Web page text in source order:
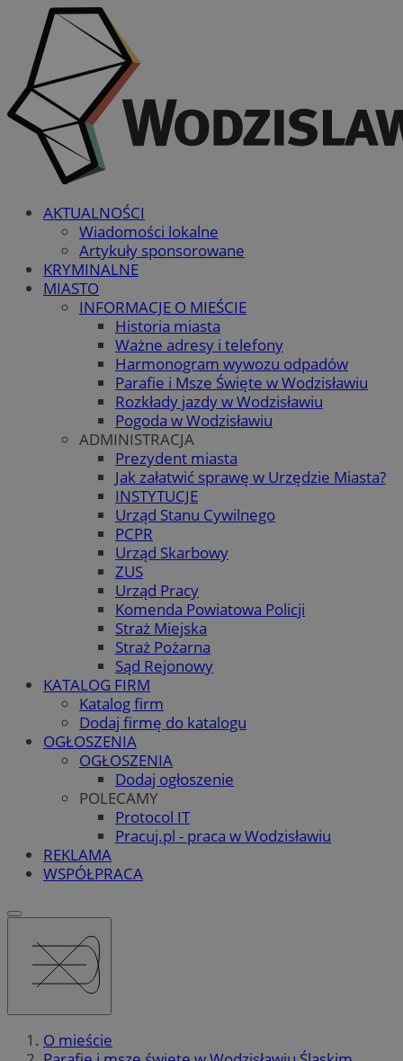
AKTUALNOŚCI
Wiadomości lokalne
Artykuły sponsorowane
KRYMINALNE
MIASTO
INFORMACJE O MIEŚCIE
Historia miasta
Ważne adresy i telefony
Harmonogram wywozu odpadów
Parafie i Msze Święte w Wodzisławiu
Rozkłady jazdy w Wodzisławiu
Pogoda w Wodzisławiu
ADMINISTRACJA
Prezydent miasta
Jak załatwić sprawę w Urzędzie Miasta?
INSTYTUCJE
Urząd Stanu Cywilnego
PCPR
Urząd Skarbowy
ZUS
Urząd Pracy
Komenda Powiatowa Policji
Straż Miejska
Straż Pożarna
Sąd Rejonowy
KATALOG FIRM
Katalog firm
Dodaj firmę do katalogu
OGŁOSZENIA
OGŁOSZENIA
Dodaj ogłoszenie
POLECAMY
Protocol IT
Pracuj.pl - praca w Wodzisławiu
REKLAMA
WSPÓŁPRACA
O mieście